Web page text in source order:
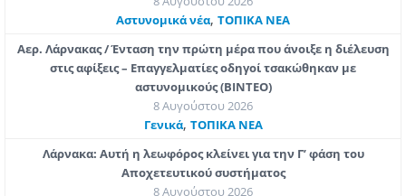
Aστυνομικά νέα, ΤΟΠΙΚΑ ΝΕΑ
Αερ. Λάρνακας / Ένταση την πρώτη μέρα που άνοιξε η διέλευση
στις αφίξεις – Επαγγελματίες οδηγοί τσακώθηκαν με
αστυνομικούς (ΒΙΝΤΕΟ)
8 Αυγούστου 2026
Γενικά, ΤΟΠΙΚΑ ΝΕΑ
Λάρνακα: Αυτή η λεωφόρος κλείνει για την Γ’ φάση του
Αποχετευτικού συστήματος
8 Αυγούστου 2026